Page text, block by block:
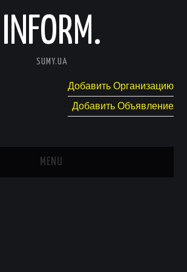
INFORM.
SUMY.UA
Добавить Организацию
Добавить Объявление
MENU